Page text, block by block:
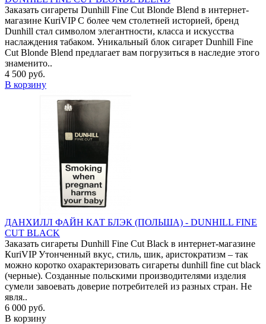
Заказать сигареты Dunhill Fine Cut Blonde Blend в интернет-
магазине КuriVIP С более чем столетней историей, бренд
Dunhill стал символом элегантности, класса и искусства
наслаждения табаком. Уникальный блок сигарет Dunhill Fine
Cut Blonde Blend предлагает вам погрузиться в наследие этого
знаменито..
4 500 руб.
В корзину
ДАНХИЛЛ ФАЙН КАТ БЛЭК (ПОЛЬША) - DUNHILL FINE
CUT BLACK
Заказать сигареты Dunhill Fine Cut Black в интернет-магазине
КuriVIP Утонченный вкус, стиль, шик, аристократизм – так
можно коротко охарактеризовать сигареты dunhill fine cut black
(черные). Созданные польскими производителями изделия
сумели завоевать доверие потребителей из разных стран. Не
явля..
6 000 руб.
В корзину